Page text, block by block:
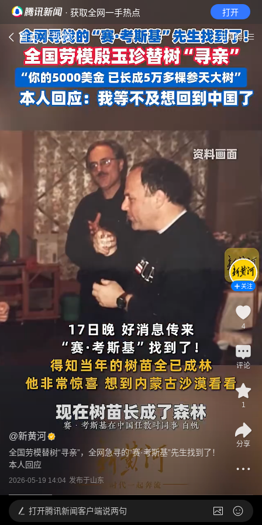
· 获取全网一手热点 打开
首页 视频 无障碍
@新黄河
全国劳模替树“寻亲”，全网急寻的“赛·考斯基”先生找到了！
本人回应
2026-05-19 14:04 发布于山东
关注
4
评论
1
分享
打开腾讯新闻客户端说两句